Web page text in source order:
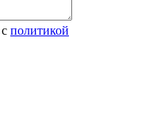
политикой